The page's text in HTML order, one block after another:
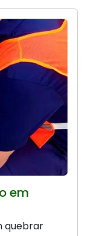
em
quebrar